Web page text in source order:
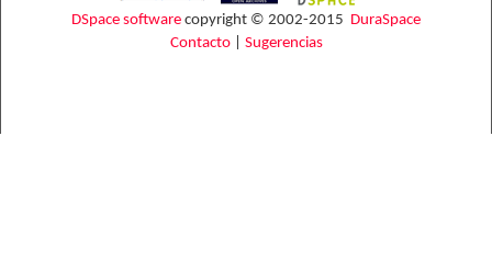
DSpace software copyright © 2002-2015 DuraSpace
Contacto| Sugerencias